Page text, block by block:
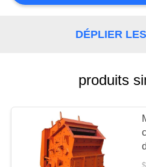
DEMANDEZ
PLAN
DÉPLIER
produits